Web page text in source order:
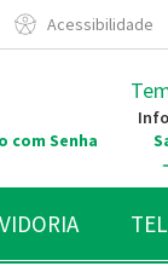
Acessibilidade
com Senha